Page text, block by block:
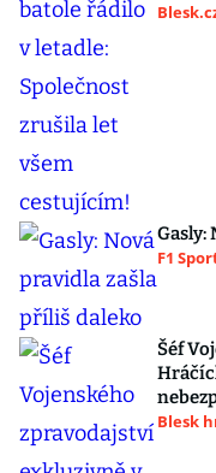
Gasly:
F1
Šéf
Blesk